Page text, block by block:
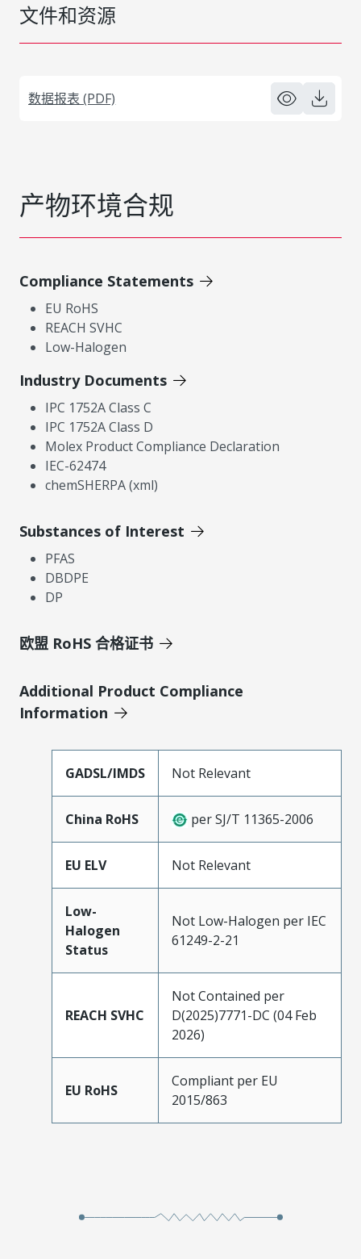
文件和资源
数据报表 (PDF)
产物环境合规
Compliance Statements
EU RoHS
REACH SVHC
Low-Halogen
Industry Documents
IPC 1752A Class C
IPC 1752A Class D
Molex Product Compliance Declaration
IEC-62474
chemSHERPA (xml)
Substances of Interest
PFAS
DBDPE
DP
欧盟 RoHS 合格证书
Additional Product Compliance
Information
GADSL/IMDS Not Relevant
China RoHS per SJ/T 11365-2006
EU ELV Not Relevant
Low-
Halogen
Status
Not Low-Halogen per IEC
61249-2-21
REACH SVHC
Not Contained per
D(2025)7771-DC (04 Feb
2026)
EU RoHS
Compliant per EU
2015/863